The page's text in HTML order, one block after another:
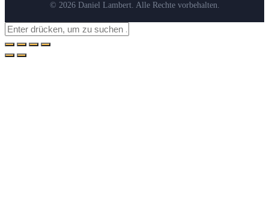
© 2026 Daniel Lambert. Alle Rechte vorbehalten.